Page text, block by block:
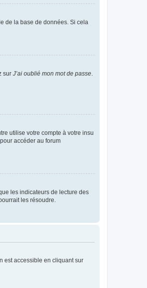
de la base de données. Si cela
sur J’ai oublié mon mot de passe.
utilise votre compte à votre insu
accéder au forum
les indicateurs de lecture des
les résoudre.
est accessible en cliquant sur